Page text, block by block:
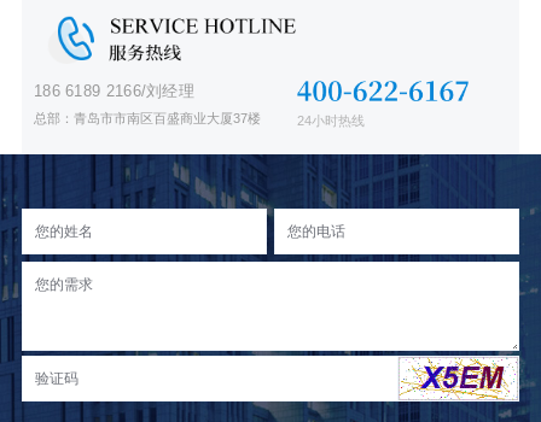
186 6189 2166/刘经理
总部：青岛市市南区百盛商业大厦37楼 24小时热线